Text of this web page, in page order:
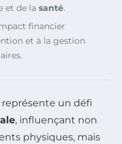
et de la santé.
financier
et à la gestion
représente un défi
, influençant non
physiques, mais